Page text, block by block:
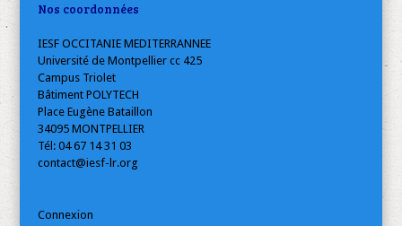
Nos coordonnées
IESF OCCITANIE MEDITERRANNEE
Université de Montpellier cc 425
Campus Triolet
Bâtiment POLYTECH
Place Eugène Bataillon
34095 MONTPELLIER
Tél: 04 67 14 31 03
contact@iesf-lr.org
Connexion